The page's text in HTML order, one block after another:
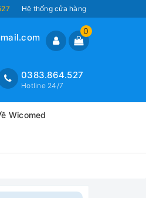
Hệ thống cửa hàng
0
0383.864.527
Hotline 24/7
Wicomed